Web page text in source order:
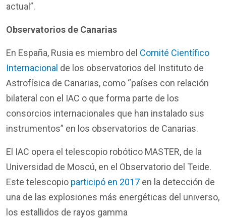
actual”.
Observatorios de Canarias
En España, Rusia es miembro del Comité Científico
Internacional de los observatorios del Instituto de
Astrofísica de Canarias, como “países con relación
bilateral con el IAC o que forma parte de los
consorcios internacionales que han instalado sus
instrumentos” en los observatorios de Canarias.
El IAC opera el telescopio robótico MASTER, de la
Universidad de Moscú, en el Observatorio del Teide.
Este telescopio participó en 2017 en la detección de
una de las explosiones más energéticas del universo,
los estallidos de rayos gamma